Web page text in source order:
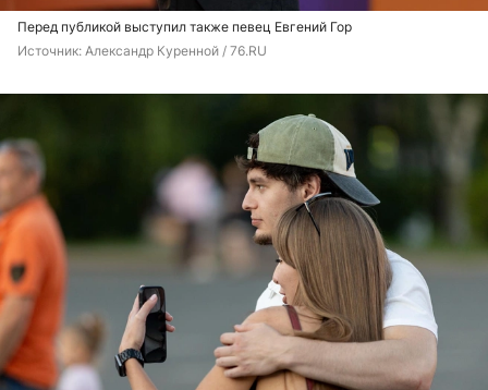
Перед публикой выступил также певец Евгений Гор
Источник: Александр Куренной / 76.RU